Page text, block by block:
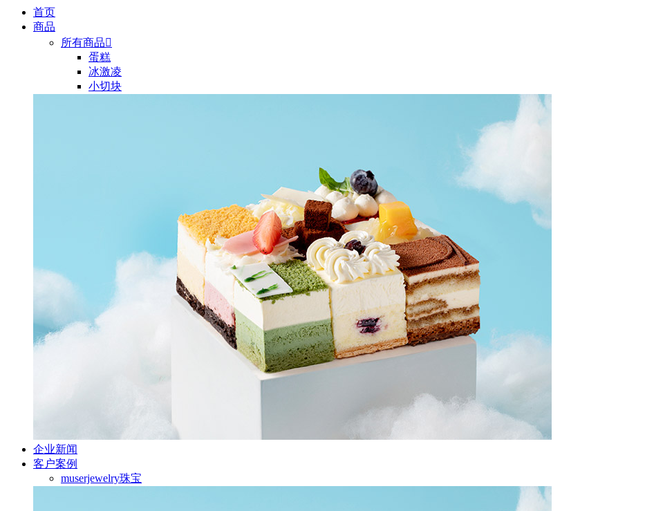
首页
商品
所有商品
蛋糕
冰激凌
小切块
企业新闻
客户案例
muserjewelry珠宝